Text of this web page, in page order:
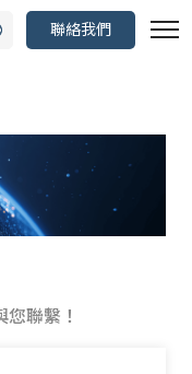
聯絡我們
聯繫！